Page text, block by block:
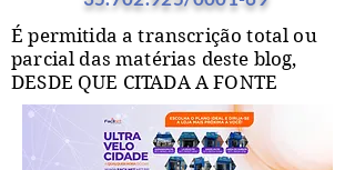
É permitida a transcrição total ou
parcial das matérias deste blog,
DESDE QUE CITADA A FONTE